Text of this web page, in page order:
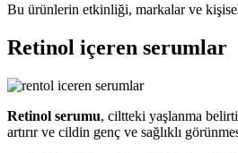
Bu ürünlerin etkinliği, markalar ve
Retinol içeren serumlar
Retinol serumu, ciltteki yaşlanma
artırır ve cildin genç ve sağlıklı